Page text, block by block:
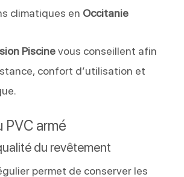
climatiques en Occitanie
Piscinevous conseillent afin
confort d’utilisation et
PVC armé
du revêtement
permet de conserver les